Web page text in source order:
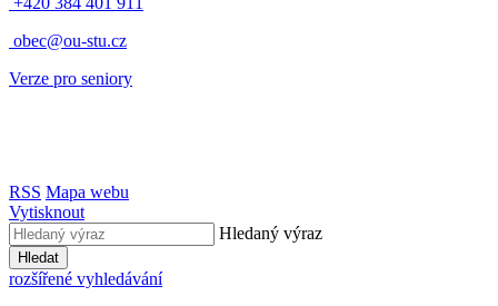
obec@ou-stu.cz
Verze pro seniory
RSS Mapa webu
Vytisknout
Hledaný výraz
Hledat
rozšířené vyhledávání